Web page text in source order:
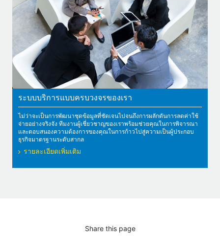
ระบบบริการแบบครบวงจรของเรา
ไม่ว่าจะเป็นการพัฒนาชุดข้อมูลที่ชัดเจนไปจนถึงการผลักดันการลดค่าใช้
จ่ายอย่างจริงจัง ทีมงานผู้เชี่ยวชาญของเราพร้อมช่วยคุณในการพิจารณา
และตอบสนองความต้องการของคุณในการก้าวไปสู่ความเป็นผู้ประกอบ
ธุรกิจมาตรฐานระดับสากล
รายละเอียดเพิ่มเติม
Share this page